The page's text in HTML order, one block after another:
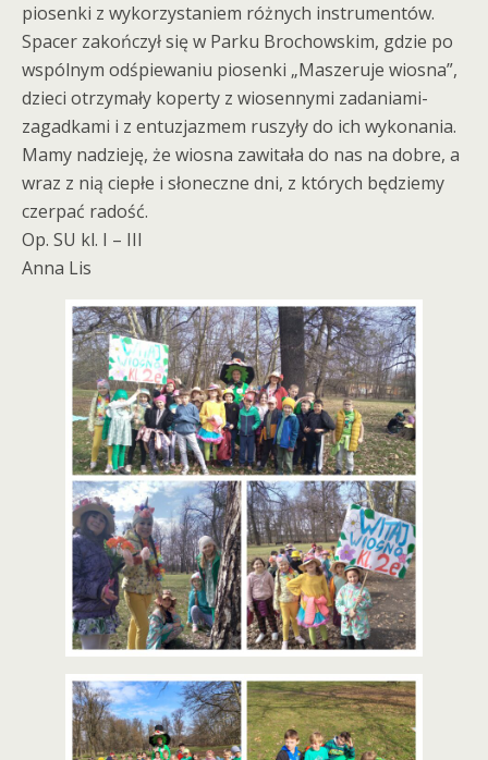
piosenki z wykorzystaniem różnych instrumentów.
Spacer zakończył się w Parku Brochowskim, gdzie po
wspólnym odśpiewaniu piosenki „Maszeruje wiosna”,
dzieci otrzymały koperty z wiosennymi zadaniami-
zagadkami i z entuzjazmem ruszyły do ich wykonania.
Mamy nadzieję, że wiosna zawitała do nas na dobre, a
wraz z nią ciepłe i słoneczne dni, z których będziemy
czerpać radość.
Op. SU kl. I – III
Anna Lis